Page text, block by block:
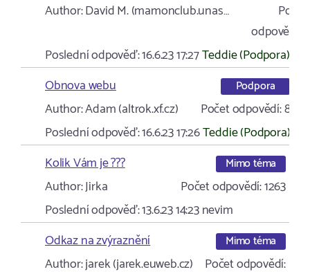
Author:David M. (mamonclub.unas…
Počet
odpovědí:
Poslední odpověď:16.6.23 17:27Teddie (Podpora)
Obnova webu
Podpora
Author:Adam (altrok.xf.cz) Počet odpovědí:8
Poslední odpověď:16.6.23 17:26Teddie (Podpora)
Kolik Vám je ???
Mimo téma
Author:Jirka Počet odpovědí:1263
Poslední odpověď:13.6.23 14:23nevim
Odkaz na zvýraznění
Mimo téma
Author:jarek (jarek.euweb.cz)
Počet odpovědí: